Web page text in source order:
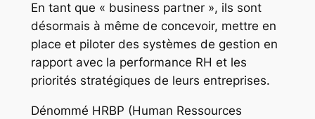
En tant que « business partner », ils sont
désormais à même de concevoir, mettre en
place et piloter des systèmes de gestion en
rapport avec la performance RH et les
priorités stratégiques de leurs entreprises.
Dénommé HRBP (Human Ressources